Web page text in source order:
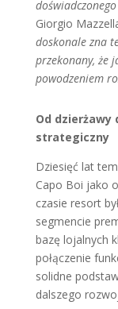
Giorgio
doskonale zna
przekonany, że
powodzeniem
Od dzierżawy
strategiczny
Dziesięć lat
Capo Boi jako
czasie resort
segmencie
bazę lojalnych
połączenie
solidne
dalszego